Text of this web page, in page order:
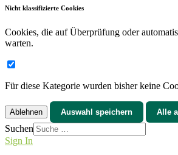
Nicht klassifizierte Cookies
Cookies, die auf Überprüfung oder
warten.
Für diese Kategorie wurden bisher keine
Ablehnen Auswahl speichern Alle
Suchen
Sign In